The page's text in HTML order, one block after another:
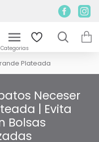
Plateada
Neceser
| Evita
Bolsas